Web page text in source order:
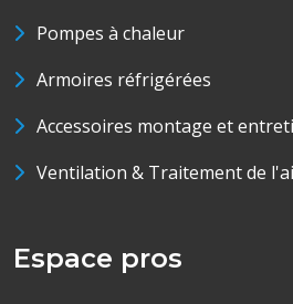
Pompes à chaleur
Armoires réfrigérées
Accessoires montage et
Ventilation & Traitement de
Espace pros